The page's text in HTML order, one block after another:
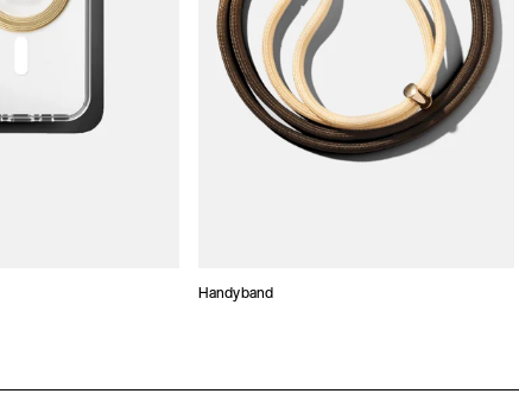
Handyband